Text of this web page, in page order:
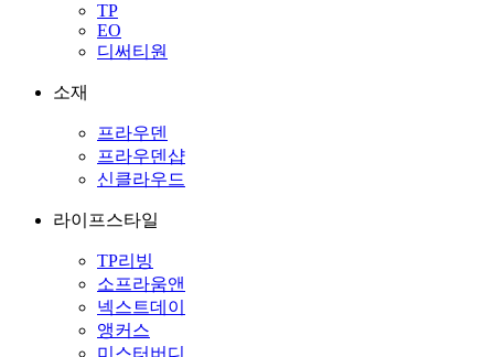
TP
EO
디써티원
소재
프라우덴
프라우덴샵
신클라우드
라이프스타일
TP리빙
소프라움앤
넥스트데이
앵커스